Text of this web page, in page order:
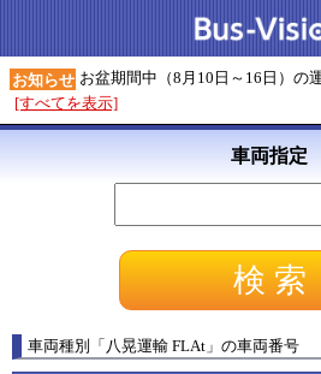
お知らせ お盆期間中（8月10日～16日）の
[すべてを表示]
車両指定
車両種別 「 八晃運輸 FLAt 」 の車両番号